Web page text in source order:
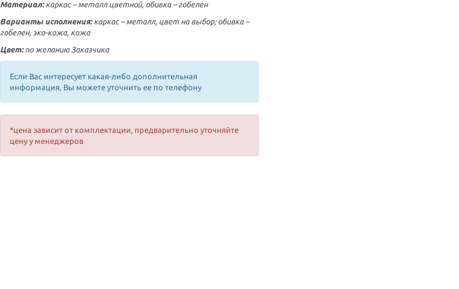
Материал:каркас – металл цветной, обивка – гобелен
Варианты исполнения:каркас – металл, цвет на выбор; обивка –
гобелен, эко-кожа, кожа
Цвет: по желанию Заказчика
Если Вас интересует какая-либо дополнительная
информация, Вы можете уточнить ее по телефону
*цена зависит от комплектации, предварительно уточняйте
цену у менеджеров